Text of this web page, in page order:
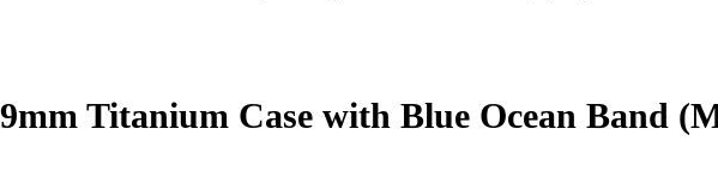
Titanium Case with Blue Ocean Band